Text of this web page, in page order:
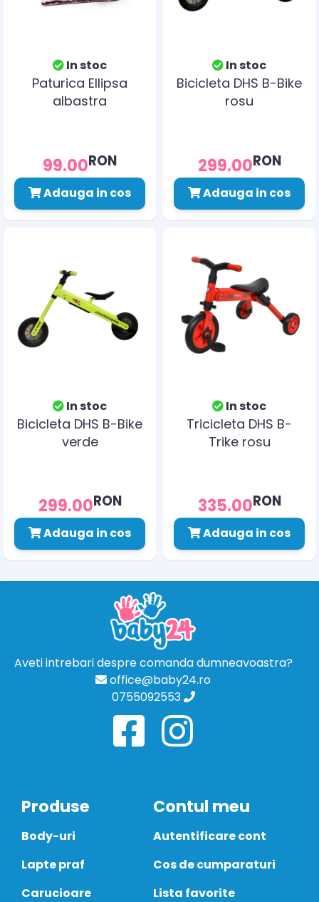
In stoc
Paturica Ellipsa
albastra
99.00RON
Adauga in cos
In stoc
Bicicleta DHS B-Bike
rosu
299.00RON
Adauga in cos
In stoc
Bicicleta DHS B-Bike
verde
299.00RON
Adauga in cos
In stoc
Tricicleta DHS B-
Trike rosu
335.00RON
Adauga in cos
Aveti intrebari despre comanda dumneavoastra?
office@baby24.ro
0755092553
Produse
Body-uri
Lapte praf
Carucioare
Contul meu
Autentificare cont
Cos de cumparaturi
Lista favorite